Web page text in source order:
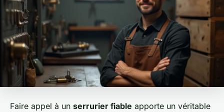
Faire appel à un serrurier fiable apporte un véritable